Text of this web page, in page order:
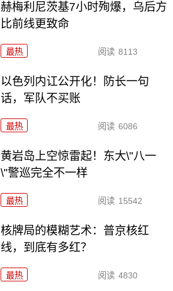
赫梅利尼茨基7小时殉爆，乌后方
比前线更致命
最热 阅读 8113
以色列内讧公开化！防长一句
话，军队不买账
最热 阅读 6086
黄岩岛上空惊雷起！东大\"八一
\"警巡完全不一样
最热 阅读 15542
核牌局的模糊艺术：普京核红
线，到底有多红？
最热 阅读 4830